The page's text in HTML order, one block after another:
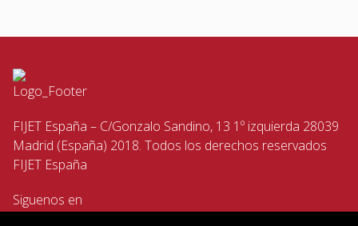
FIJET España – C/Gonzalo Sandino, 13 1º izquierda 28039
Madrid (España) 2018. Todos los derechos reservados
FIJET España
Siguenos en